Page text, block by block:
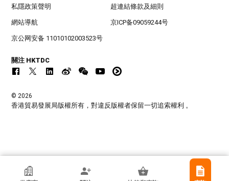
東莞市立城模具有限公司
私隱政策聲明 超連結條款及細則
網站導航 京ICP备09059244号
京公网安备 11010102003523号
關注 HKTDC
© 2026
香港貿易發展局版權所有，對違反版權者保留一切追索權利 。